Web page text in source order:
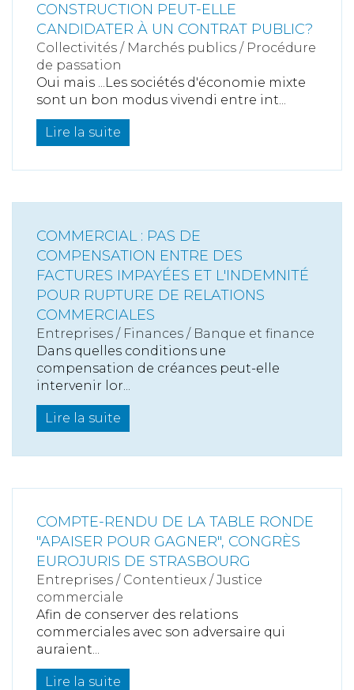
CONSTRUCTION PEUT-ELLE
CANDIDATER À UN CONTRAT PUBLIC?
Collectivités / Marchés publics / Procédure
de passation
Oui mais ...Les sociétés d'économie mixte
sont un bon modus vivendi entre int...
Lire la suite
COMMERCIAL : PAS DE
COMPENSATION ENTRE DES
FACTURES IMPAYÉES ET L'INDEMNITÉ
POUR RUPTURE DE RELATIONS
COMMERCIALES
Entreprises / Finances / Banque et finance
Dans quelles conditions une
compensation de créances peut-elle
intervenir lor...
Lire la suite
COMPTE-RENDU DE LA TABLE RONDE
"APAISER POUR GAGNER", CONGRÈS
EUROJURIS DE STRASBOURG
Entreprises / Contentieux /Justice
commerciale
Afin de conserver des relations
commerciales avec son adversaire qui
auraient...
Lire la suite